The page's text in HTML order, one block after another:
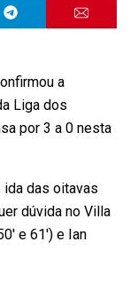
a
Liga dos
por 3 a 0 nesta
ida das oitavas
dúvida no Villa
e 61′) e Ian